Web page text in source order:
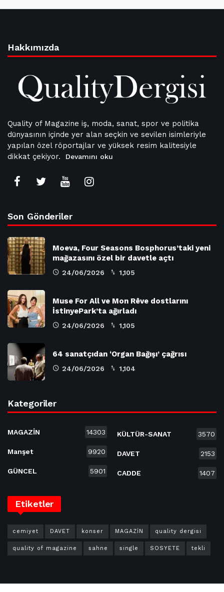
Hakkımızda
Quality of Magazine iş, moda, sanat, spor ve politika
dünyasının içinde yer alan seçkin ve sevilen isimleriyle
yapılan özel röportajlar ve yüksek resim kalitesiyle
dikkat çekiyor.
Devamını oku
Son Gönderiler
Moeva, Four Seasons Bosphorus’taki yeni
mağazasını özel bir davetle açtı
24/06/2026 1,105
Muse For All ve Mon Rêve dostlarını
İstinyePark’ta ağırladı
24/06/2026 1,105
64 sanatçıdan ‘Organ Bağışı’ çağrısı
24/06/2026 1,104
Kategoriler
MAGAZİN 14303
Manşet 9920
GÜNCEL 5901
KÜLTÜR-SANAT 3570
DAVET 2153
CADDE 1407
Etiketler
cemiyet DAVET konser MAGAZİN quality dergisi
quality of magazine sahne single SOSYETE tekli